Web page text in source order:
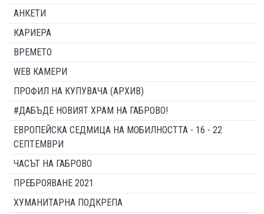
АНКЕТИ
КАРИЕРА
ВРЕМЕТО
WEB КАМЕРИ
ПРОФИЛ НА КУПУВАЧА (АРХИВ)
#ДАБЪДЕ НОВИЯТ ХРАМ НА ГАБРОВО!
ЕВРОПЕЙСКА СЕДМИЦА НА МОБИЛНОСТТА - 16 - 22
СЕПТЕМВРИ
ЧАСЪТ НА ГАБРОВО
ПРЕБРОЯВАНЕ 2021
ХУМАНИТАРНА ПОДКРЕПА